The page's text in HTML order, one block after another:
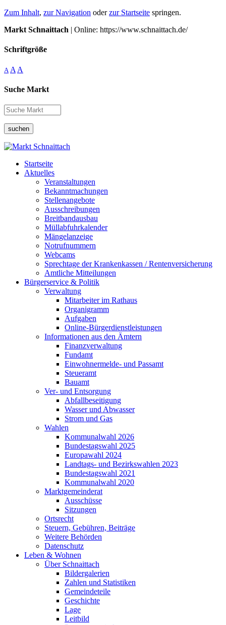
Zum Inhalt, zur Navigation oderzur Startseite springen.
Markt Schnaittach | Online: https://www.schnaittach.de/
Schriftgröße
A A A
Suche Markt
suchen
Startseite
Aktuelles
Veranstaltungen
Bekanntmachungen
Stellenangebote
Ausschreibungen
Breitbandausbau
Müllabfuhrkalender
Mängelanzeige
Notrufnummern
Webcams
Sprechtage der Krankenkassen / Rentenversicherung
Amtliche Mitteilungen
Bürgerservice & Politik
Verwaltung
Mitarbeiter im Rathaus
Organigramm
Aufgaben
Online-Bürgerdienstleistungen
Informationen aus den Ämtern
Finanzverwaltung
Fundamt
Einwohnermelde- und Passamt
Steueramt
Bauamt
Ver- und Entsorgung
Abfallbeseitigung
Wasser und Abwasser
Strom und Gas
Wahlen
Kommunalwahl 2026
Bundestagswahl 2025
Europawahl 2024
Landtags- und Bezirkswahlen 2023
Bundestagswahl 2021
Kommunalwahl 2020
Marktgemeinderat
Ausschüsse
Sitzungen
Ortsrecht
Steuern, Gebühren, Beiträge
Weitere Behörden
Datenschutz
Leben & Wohnen
Über Schnaittach
Bildergalerien
Zahlen und Statistiken
Gemeindeteile
Geschichte
Lage
Leitbild